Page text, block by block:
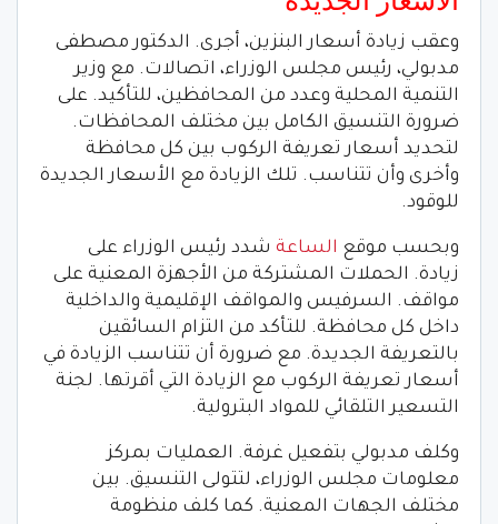
وعقب زيادة أسعار البنزين، أجرى. الدكتور مصطفى
مدبولي، رئيس مجلس الوزراء، اتصالات. مع وزير
التنمية المحلية وعدد من المحافظين، للتأكيد. على
ضرورة التنسيق الكامل بين مختلف المحافظات.
لتحديد أسعار تعريفة الركوب بين كل محافظة
وأخرى وأن تتناسب. تلك الزيادة مع الأسعار الجديدة
للوقود.
وبحسب موقع الساعة شدد رئيس الوزراء على
زيادة. الحملات المشتركة من الأجهزة المعنية على
مواقف. السرفيس والمواقف الإقليمية والداخلية
داخل كل محافظة. للتأكد من التزام السائقين
بالتعريفة الجديدة. مع ضرورة أن تتناسب الزيادة في
أسعار تعريفة الركوب مع الزيادة التي أقرتها. لجنة
التسعير التلقائي للمواد البترولية.
وكلف مدبولي بتفعيل غرفة. العمليات بمركز
معلومات مجلس الوزراء، لتتولى التنسيق. بين
مختلف الجهات المعنية. كما كلف منظومة